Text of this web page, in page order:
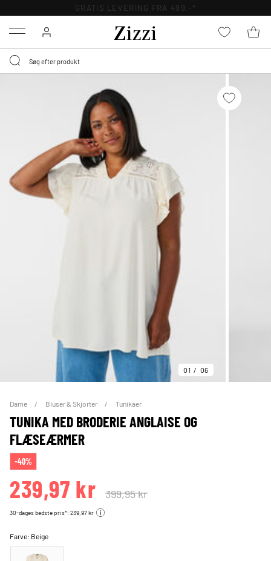
GRATIS LEVERING FRA 499,-*
Menu
01 06
Dame Bluser & Skjorter Tunikaer
TUNIKA MED BRODERIE ANGLAISE OG
FLÆSEÆRMER
-40%
239,97 kr 399,95 kr
30-dages bedste pris*: 239,97 kr
Farve: Beige